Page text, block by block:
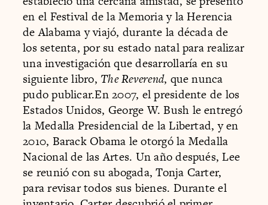
en el Festival de la Memoria y la Herencia
de Alabama y viajó, durante la década de
los setenta, por su estado natal para realizar
una investigación que desarrollaría en su
siguiente libro, The Reverend, que nunca
pudo publicar.En 2007, el presidente de los
Estados Unidos, George W. Bush le entregó
la Medalla Presidencial de la Libertad, y en
2010, Barack Obama le otorgó la Medalla
Nacional de las Artes. Un año después, Lee
se reunió con su abogada, Tonja Carter,
para revisar todos sus bienes. Durante el